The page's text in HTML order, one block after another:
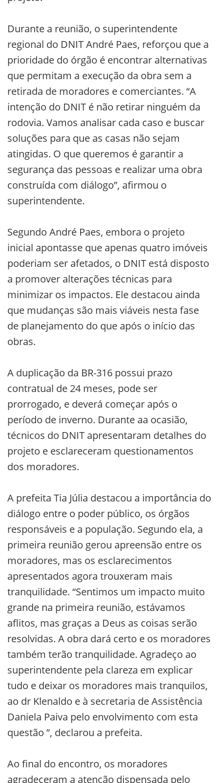
Durante a reunião, o superintendente
regional do DNIT André Paes, reforçou que a
prioridade do órgão é encontrar alternativas
que permitam a execução da obra sem a
retirada de moradores e comerciantes. “A
intenção do DNIT é não retirar ninguém da
rodovia. Vamos analisar cada caso e buscar
soluções para que as casas não sejam
atingidas. O que queremos é garantir a
segurança das pessoas e realizar uma obra
construída com diálogo”, afirmou o
superintendente.
Segundo André Paes, embora o projeto
inicial apontasse que apenas quatro imóveis
poderiam ser afetados, o DNIT está disposto
a promover alterações técnicas para
minimizar os impactos. Ele destacou ainda
que mudanças são mais viáveis nesta fase
de planejamento do que após o início das
obras.
A duplicação da BR-316 possui prazo
contratual de 24 meses, pode ser
prorrogado, e deverá começar após o
período de inverno. Durante aa ocasião,
técnicos do DNIT apresentaram detalhes do
projeto e esclareceram questionamentos
dos moradores.
A prefeita Tia Júlia destacou a importância do
diálogo entre o poder público, os órgãos
responsáveis e a população. Segundo ela, a
primeira reunião gerou apreensão entre os
moradores, mas os esclarecimentos
apresentados agora trouxeram mais
tranquilidade. “Sentimos um impacto muito
grande na primeira reunião, estávamos
aflitos, mas graças a Deus as coisas serão
resolvidas. A obra dará certo e os moradores
também terão tranquilidade. Agradeço ao
superintendente pela clareza em explicar
tudo e deixar os moradores mais tranquilos,
ao dr Klenaldo e à secretaria de Assistência
Daniela Paiva pelo envolvimento com esta
questão ”, declarou a prefeita.
Ao final do encontro, os moradores
agradeceram a atenção dispensada pelo